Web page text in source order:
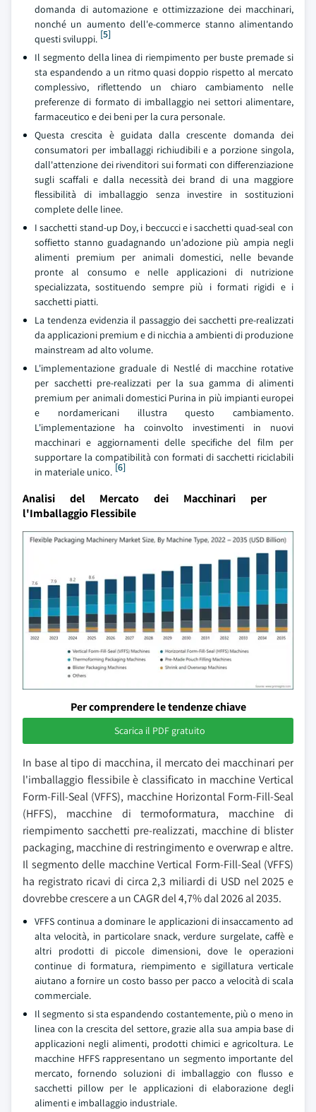
domanda di automazione e ottimizzazione dei macchinari,
nonché un aumento dell'e-commerce stanno alimentando
questi sviluppi. [5]
Il segmento della linea di riempimento per buste premade si
sta espandendo a un ritmo quasi doppio rispetto al mercato
complessivo, riflettendo un chiaro cambiamento nelle
preferenze di formato di imballaggio nei settori alimentare,
farmaceutico e dei beni per la cura personale.
Questa crescita è guidata dalla crescente domanda dei
consumatori per imballaggi richiudibili e a porzione singola,
dall'attenzione dei rivenditori sui formati con differenziazione
sugli scaffali e dalla necessità dei brand di una maggiore
flessibilità di imballaggio senza investire in sostituzioni
complete delle linee.
I sacchetti stand-up Doy, i beccucci e i sacchetti quad-seal con
soffietto stanno guadagnando un'adozione più ampia negli
alimenti premium per animali domestici, nelle bevande
pronte al consumo e nelle applicazioni di nutrizione
specializzata, sostituendo sempre più i formati rigidi e i
sacchetti piatti.
La tendenza evidenzia il passaggio dei sacchetti pre-realizzati
da applicazioni premium e di nicchia a ambienti di produzione
mainstream ad alto volume.
L'implementazione graduale di Nestlé di macchine rotative
per sacchetti pre-realizzati per la sua gamma di alimenti
premium per animali domestici Purina in più impianti europei
e nordamericani illustra questo cambiamento.
L'implementazione ha coinvolto investimenti in nuovi
macchinari e aggiornamenti delle specifiche del film per
supportare la compatibilità con formati di sacchetti riciclabili
in materiale unico. [6]
Analisi del Mercato dei Macchinari per
l'Imballaggio Flessibile
Per comprendere le tendenze chiave
Scarica il PDF gratuito
In base al tipo di macchina, il mercato dei macchinari per
l'imballaggio flessibile è classificato in macchine Vertical
Form-Fill-Seal (VFFS), macchine Horizontal Form-Fill-Seal
(HFFS), macchine di termoformatura, macchine di
riempimento sacchetti pre-realizzati, macchine di blister
packaging, macchine di restringimento e overwrap e altre.
Il segmento delle macchine Vertical Form-Fill-Seal (VFFS)
ha registrato ricavi di circa 2,3 miliardi di USD nel 2025 e
dovrebbe crescere a un CAGR del 4,7% dal 2026 al 2035.
VFFS continua a dominare le applicazioni di insaccamento ad
alta velocità, in particolare snack, verdure surgelate, caffè e
altri prodotti di piccole dimensioni, dove le operazioni
continue di formatura, riempimento e sigillatura verticale
aiutano a fornire un costo basso per pacco a velocità di scala
commerciale.
Il segmento si sta espandendo costantemente, più o meno in
linea con la crescita del settore, grazie alla sua ampia base di
applicazioni negli alimenti, prodotti chimici e agricoltura. Le
macchine HFFS rappresentano un segmento importante del
mercato, fornendo soluzioni di imballaggio con flusso e
sacchetti pillow per le applicazioni di elaborazione degli
alimenti e imballaggio industriale.